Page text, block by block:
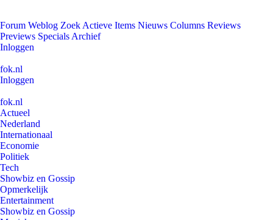
Forum Weblog Zoek Actieve Items Nieuws Columns Reviews
Previews Specials Archief
Inloggen
fok.nl
Inloggen
fok.nl
Actueel
Nederland
Internationaal
Economie
Politiek
Tech
Showbiz en Gossip
Opmerkelijk
Entertainment
Showbiz en Gossip